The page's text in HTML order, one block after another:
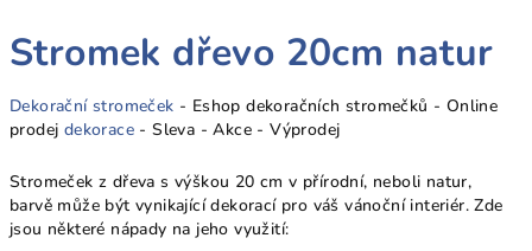
Stromek dřevo 20cm natur
Dekorační stromeček - Eshop dekoračních stromečků - Online
prodej dekorace - Sleva - Akce - Výprodej
Stromeček z dřeva s výškou 20 cm v přírodní, neboli natur,
barvě může být vynikající dekorací pro váš vánoční interiér. Zde
jsou některé nápady na jeho využití: